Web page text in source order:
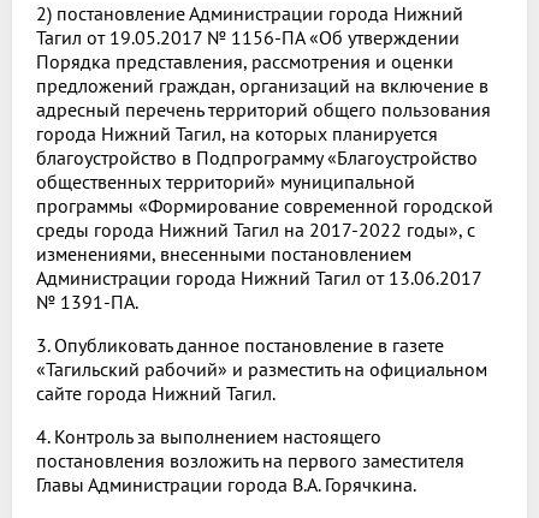
2) постановление Администрации города Нижний
Тагил от 19.05.2017 № 1156-ПА «Об утверждении
Порядка представления, рассмотрения и оценки
предложений граждан, организаций на включение в
адресный перечень территорий общего пользования
города Нижний Тагил, на которых планируется
благоустройство в Подпрограмму «Благоустройство
общественных территорий» муниципальной
программы «Формирование современной городской
среды города Нижний Тагил на 2017-2022 годы», с
изменениями, внесенными постановлением
Администрации города Нижний Тагил от 13.06.2017
№ 1391-ПА.
3. Опубликовать данное постановление в газете
«Тагильский рабочий» и разместить на официальном
сайте города Нижний Тагил.
4. Контроль за выполнением настоящего
постановления возложить на первого заместителя
Главы Администрации города В.А. Горячкина.